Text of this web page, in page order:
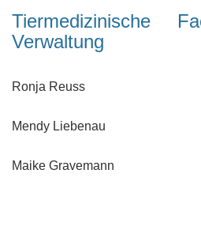
Tiermedizinische
Verwaltung
Ronja Reuss
Mendy Liebenau
Maike Gravemann